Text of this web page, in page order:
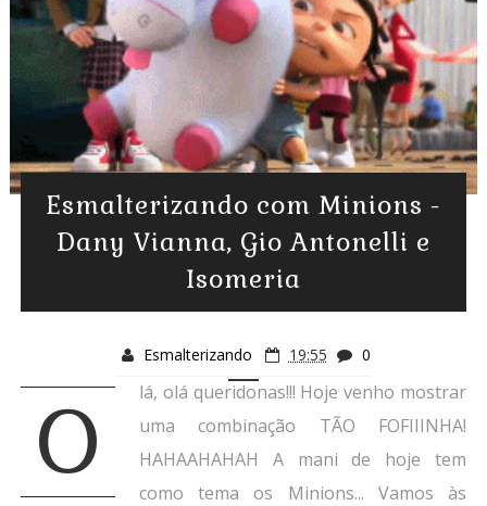
Esmalterizando com Minions -
Dany Vianna, Gio Antonelli e
Isomeria
Esmalterizando 19:55 0
O
lá, olá queridonas!!! Hoje venho mostrar
uma combinação TÃO FOFIIINHA!
HAHAAHAHAH A mani de hoje tem
como tema os Minions... Vamos às